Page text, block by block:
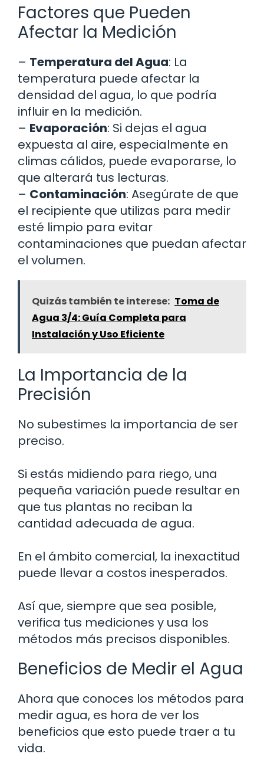
Factores que Pueden
Afectar la Medición
– Temperatura del Agua: La
temperatura puede afectar la
densidad del agua, lo que podría
influir en la medición.
– Evaporación: Si dejas el agua
expuesta al aire, especialmente en
climas cálidos, puede evaporarse, lo
que alterará tus lecturas.
– Contaminación: Asegúrate de que
el recipiente que utilizas para medir
esté limpio para evitar
contaminaciones que puedan afectar
el volumen.
Quizás también te interese: Toma de
Agua 3/4: Guía Completa para
Instalación y Uso Eficiente
La Importancia de la
Precisión
No subestimes la importancia de ser
preciso.
Si estás midiendo para riego, una
pequeña variación puede resultar en
que tus plantas no reciban la
cantidad adecuada de agua.
En el ámbito comercial, la inexactitud
puede llevar a costos inesperados.
Así que, siempre que sea posible,
verifica tus mediciones y usa los
métodos más precisos disponibles.
Beneficios de Medir el Agua
Ahora que conoces los métodos para
medir agua, es hora de ver los
beneficios que esto puede traer a tu
vida.